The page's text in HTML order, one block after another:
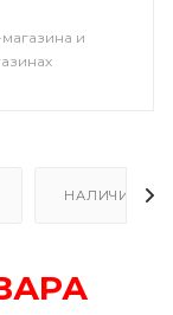
и
НАЛИЧИЕ